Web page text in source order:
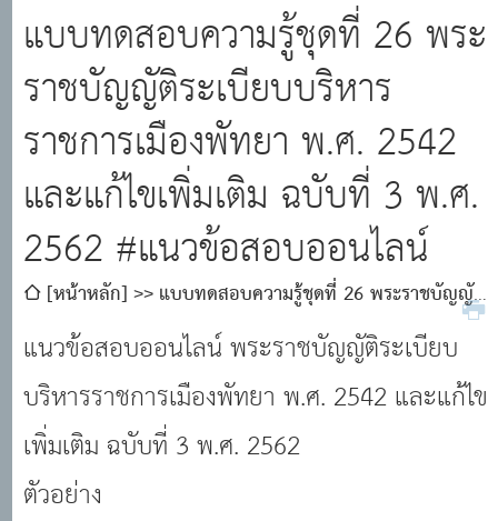
แบบทดสอบความรู้ชุดที่ 26 พระ
ราชบัญญัติระเบียบบริหาร
ราชการเมืองพัทยา พ.ศ. 2542
และแก้ไขเพิ่มเติม ฉบับที่ 3 พ.ศ.
2562 #แนวข้อสอบออนไลน์
[หน้าหลัก]
แบบทดสอบความรู้ชุดที่ 26 พระราชบัญญัติ
ระเบียบบริหารราชการเมืองพัทยา พ.ศ. 2542 และแก้ไขเพิ่มเติม
ฉบับที่ 3 พ.ศ. 2562 #แนวข้อสอบออนไลน์
แนวข้อสอบออนไลน์ พระราชบัญญัติระเบียบ
บริหารราชการเมืองพัทยา พ.ศ. 2542 และแก้ไข
เพิ่มเติม ฉบับที่ 3 พ.ศ. 2562
ตัวอย่าง